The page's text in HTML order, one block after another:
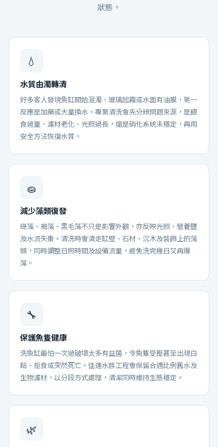
狀態。
💧
水質由濁轉清
好多客人發現魚缸開始混濁、玻璃起霧或水面有油膜，第一
反應是加藥或大量換水。專業清洗會先分辨問題來源，是餵
食過量、濾材老化、光照過長，還是硝化系統未穩定，再用
安全方法恢復水質。
🧽
減少藻類復發
綠藻、褐藻、黑毛藻不只是影響外觀，亦反映光照、營養鹽
及水流失衡。清洗時會清走缸壁、石材、沉木及裝飾上的藻
類，同時調整日照時間及設備流量，避免洗完幾日又再爆
藻。
🔧
保護魚隻健康
洗魚缸最怕一次過破壞太多有益菌，令魚隻受壓甚至出現白
點、拒食或突然死亡。佳運水族工程會保留合適比例舊水及
生物濾材，以分段方式處理，清潔同時維持生態穩定。
🌿